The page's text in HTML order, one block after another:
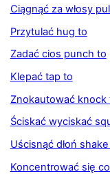
Ciągnąć za włosy
Przytulać hug to
Zadać cios punch to
Klepać tap to
Znokautować knock
Ściskać wyciskać
Uścisnąć dłoń
Koncentrować się